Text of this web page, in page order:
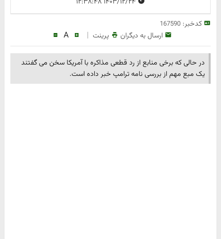
کدخبر:167590
ارسال به دیگران پرینت |
A
در حالی که برخی منابع از رد قطعی مذاکره با آمریکا سخن می گفتند
یک مبع مهم از بررسی نامه ترامپ خبر داده است.